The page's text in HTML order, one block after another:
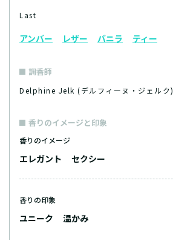
Last
アンバー レザー バニラ ティー
調香師
Delphine Jelk (デルフィーヌ・ジェルク)
香りのイメージと印象
香りのイメージ
エレガント セクシー
香りの印象
ユニーク 温かみ